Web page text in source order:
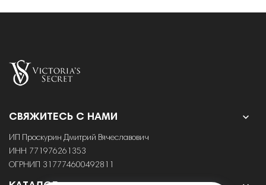
СВЯЖИТЕСЬ С НАМИ 
ИП Проскурин Дмитрий Вячеславович
ИНН 771976261353
ОГРНИП 317774600492811